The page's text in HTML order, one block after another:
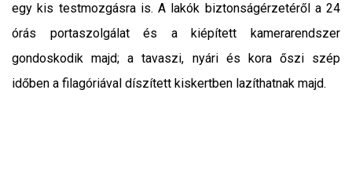
egy kis testmozgásra is. A lakók biztonságérzetéről a 24
órás portaszolgálat és a kiépített kamerarendszer
gondoskodik majd; a tavaszi, nyári és kora őszi szép
időben a filagóriával díszített kiskertben lazíthatnak majd.